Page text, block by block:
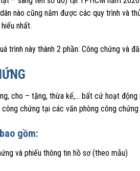
nào cũng nắm được các quy trình và
nhất.
trình này thành 2 phần: Công chứng và
cho – tặng, thừa kế,… bất cứ hoạt
chứng tại các văn phòng công
gồm:
và phiếu thông tin hồ sơ (theo mẫu)